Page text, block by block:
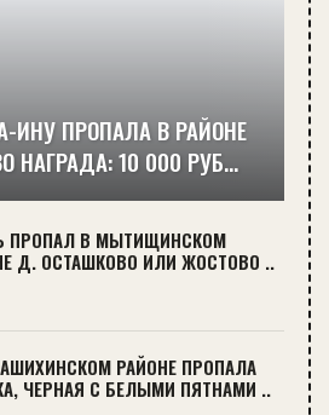
ИНУ ПРОПАЛА В РАЙОНЕ
НАГРАДА: 10 000 РУБ…
ПРОПАЛ В МЫТИЩИНСКОМ
Д. ОСТАШКОВО ИЛИ ЖОСТОВО ..
РАЙОНЕ ПРОПАЛА
ЧЕРНАЯ С БЕЛЫМИ ПЯТНАМИ ..